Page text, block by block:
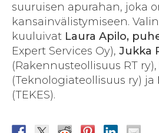
suuruisen apurahan, joka
kansainvälistymiseen.
kuuluivat Laura Apilo,
Expert Services Oy), Jukka
(Rakennusteollisuus RT ry),
(Teknologiateollisuus ry) ja
(TEKES).